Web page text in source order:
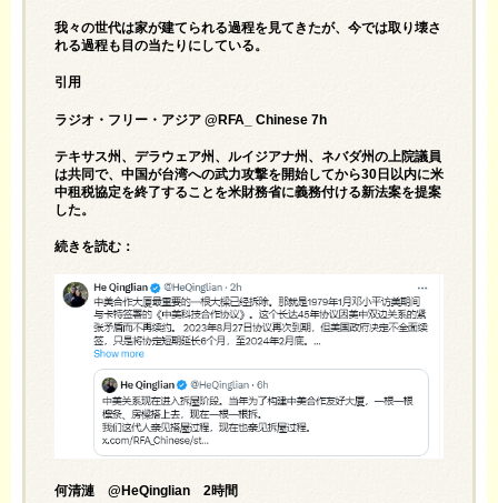
我々の世代は家が建てられる過程を見てきたが、今では取り壊さ
れる過程も目の当たりにしている。
引用
ラジオ・フリー・アジア @RFA_ Chinese 7h
テキサス州、デラウェア州、ルイジアナ州、ネバダ州の上院議員
は共同で、中国が台湾への武力攻撃を開始してから30日以内に米
中租税協定を終了することを米財務省に義務付ける新法案を提案
した。
続きを読む：
何清漣 @HeQinglian 2時間